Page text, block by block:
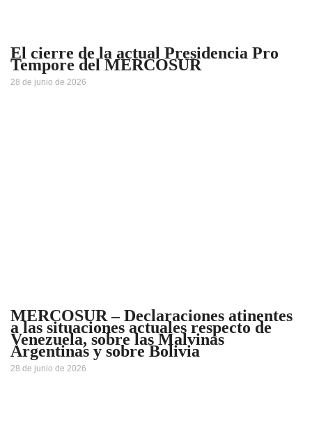
El cierre de la actual Presidencia Pro
Tempore del MERCOSUR
28 de junio de 2026
MERCOSUR – Declaraciones atinentes
a las situaciones actuales respecto de
Venezuela, sobre las Malvinas
Argentinas y sobre Bolivia
28 de junio de 2026